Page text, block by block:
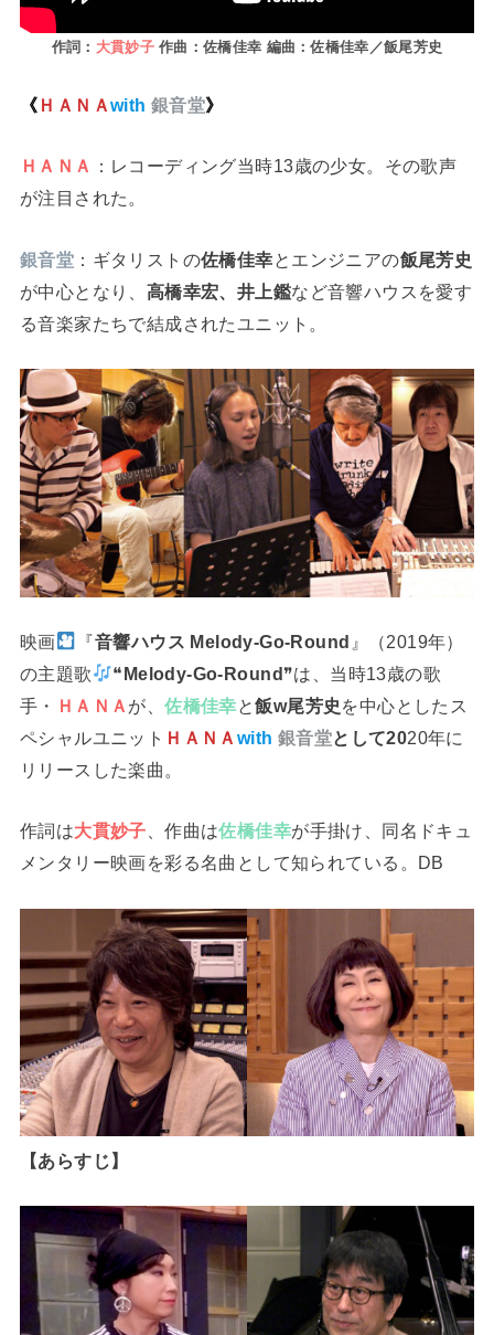
作詞： 大貫妙子作曲：佐橋佳幸 編曲：佐橋佳幸／飯尾芳史
《 ＨＡＮＡwith銀音堂》
ＨＡＮＡ
：レコーディング当時13歳の少女。その歌声
が注目された。
銀音堂 ：ギタリストの佐橋佳幸とエンジニアの飯尾芳史
が中心となり、 高橋幸宏、井上鑑など音響ハウスを愛す
る音楽家たちで結成されたユニット。
映画 『音響ハウス Melody-Go-Round 』（2019年）
の主題歌
❝Melody-Go-Round❞は、当時13歳の歌
手・
ＨＡＮＡ が、佐橋佳幸と飯w尾芳史 を中心としたス
ペシャルユニット ＨＡＮＡ with 銀音堂として2020年に
リリースした楽曲。
作詞は大貫妙子 、作曲は佐橋佳幸が手掛け、同名ドキュ
メンタリー映画を彩る名曲として知られている。DB
【あらすじ】